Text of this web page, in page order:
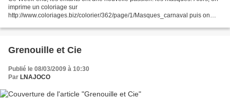
imprime un coloriage sur
http://www.coloriages.biz/colorier/362/page/1/Masques_carnaval puis on
après...
Grenouille et Cie
Publié le 08/03/2009 à 10:30
Par LNAJOCO